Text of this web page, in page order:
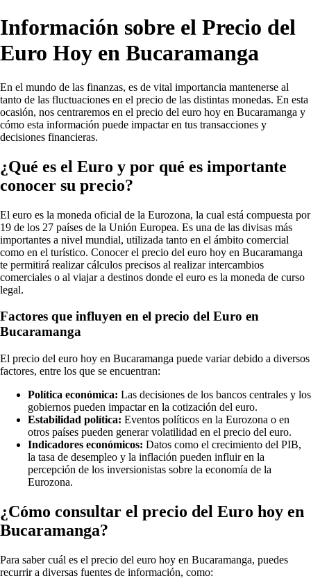
Información sobre el Precio del
Euro Hoy en Bucaramanga
En el mundo de las finanzas, es de vital importancia mantenerse al
tanto de las fluctuaciones en el precio de las distintas monedas. En esta
ocasión, nos centraremos en el precio del euro hoy en Bucaramanga y
cómo esta información puede impactar en tus transacciones y
decisiones financieras.
¿Qué es el Euro y por qué es importante
conocer su precio?
El euro es la moneda oficial de la Eurozona, la cual está compuesta por
19 de los 27 países de la Unión Europea. Es una de las divisas más
importantes a nivel mundial, utilizada tanto en el ámbito comercial
como en el turístico. Conocer el precio del euro hoy en Bucaramanga
te permitirá realizar cálculos precisos al realizar intercambios
comerciales o al viajar a destinos donde el euro es la moneda de curso
legal.
Factores que influyen en el precio del Euro en
Bucaramanga
El precio del euro hoy en Bucaramanga puede variar debido a diversos
factores, entre los que se encuentran:
Política económica: Las decisiones de los bancos centrales y los
gobiernos pueden impactar en la cotización del euro.
Estabilidad política: Eventos políticos en la Eurozona o en
otros países pueden generar volatilidad en el precio del euro.
Indicadores económicos: Datos como el crecimiento del PIB,
la tasa de desempleo y la inflación pueden influir en la
percepción de los inversionistas sobre la economía de la
Eurozona.
¿Cómo consultar el precio del Euro hoy en
Bucaramanga?
Para saber cuál es el precio del euro hoy en Bucaramanga, puedes
recurrir a diversas fuentes de información, como: